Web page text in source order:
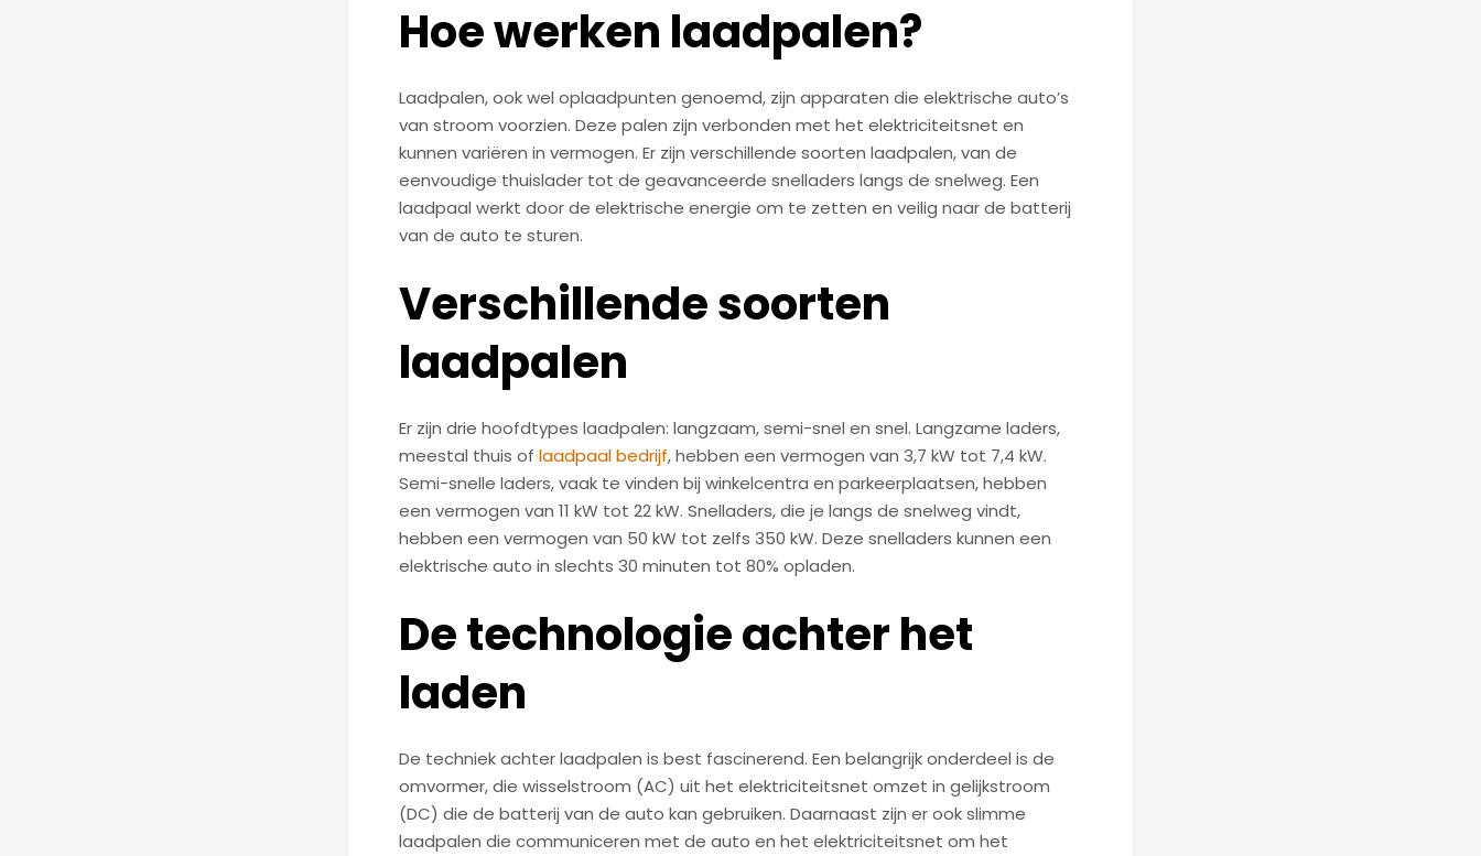
Hoe werken laadpalen?
Laadpalen, ook wel oplaadpunten genoemd, zijn apparaten die elektrische auto’s
van stroom voorzien. Deze palen zijn verbonden met het elektriciteitsnet en
kunnen variëren in vermogen. Er zijn verschillende soorten laadpalen, van de
eenvoudige thuislader tot de geavanceerde snelladers langs de snelweg. Een
laadpaal werkt door de elektrische energie om te zetten en veilig naar de batterij
van de auto te sturen.
Verschillende soorten
laadpalen
Er zijn drie hoofdtypes laadpalen: langzaam, semi-snel en snel. Langzame laders,
meestal thuis of laadpaal bedrijf, hebben een vermogen van 3,7 kW tot 7,4 kW.
Semi-snelle laders, vaak te vinden bij winkelcentra en parkeerplaatsen, hebben
een vermogen van 11 kW tot 22 kW. Snelladers, die je langs de snelweg vindt,
hebben een vermogen van 50 kW tot zelfs 350 kW. Deze snelladers kunnen een
elektrische auto in slechts 30 minuten tot 80% opladen.
De technologie achter het
laden
De techniek achter laadpalen is best fascinerend. Een belangrijk onderdeel is de
omvormer, die wisselstroom (AC) uit het elektriciteitsnet omzet in gelijkstroom
(DC) die de batterij van de auto kan gebruiken. Daarnaast zijn er ook slimme
laadpalen die communiceren met de auto en het elektriciteitsnet om het